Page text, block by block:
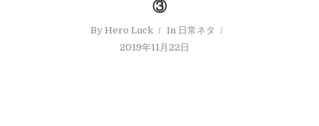
③
By Hero Luck In 日常ネタ
2019年11月22日